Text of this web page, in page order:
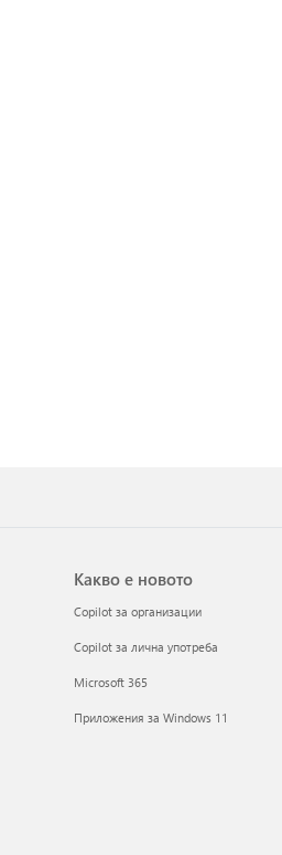
Какво е новото
Copilot за организации
Copilot за лична употреба
Microsoft 365
Приложения за Windows 11